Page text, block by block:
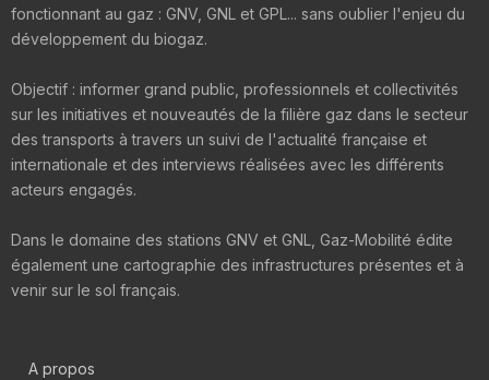
fonctionnant au gaz : GNV, GNL et GPL... sans oublier l'enjeu du
développement du biogaz.
Objectif : informer grand public, professionnels et collectivités
sur les initiatives et nouveautés de la filière gaz dans le secteur
des transports à travers un suivi de l'actualité française et
internationale et des interviews réalisées avec les différents
acteurs engagés.
Dans le domaine des stations GNV et GNL, Gaz-Mobilité édite
également une cartographie des infrastructures présentes et à
venir sur le sol français.
A propos